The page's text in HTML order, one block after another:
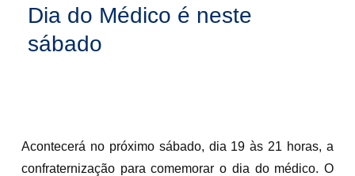
Dia do Médico é neste
sábado
Acontecerá no próximo sábado, dia 19 às 21 horas, a
confraternização para comemorar o dia do médico. O